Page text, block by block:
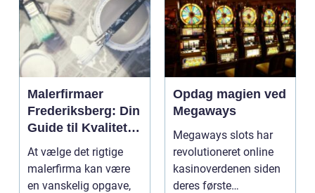
Malerfirmaer
Frederiksberg: Din
Guide til Kvalitet
og Service
At vælge det rigtige
malerfirma kan være
en vanskelig opgave,
Opdag magien ved
Megaways
Megaways slots har
revolutioneret online
kasinoverdenen siden
deres første